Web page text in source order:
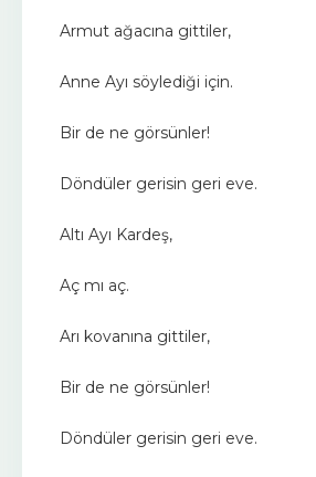
Armut ağacına gittiler,
Anne Ayı söylediği için.
Bir de ne görsünler!
Döndüler gerisin geri eve.
Altı Ayı Kardeş,
Aç mı aç.
Arı kovanına gittiler,
Bir de ne görsünler!
Döndüler gerisin geri eve.